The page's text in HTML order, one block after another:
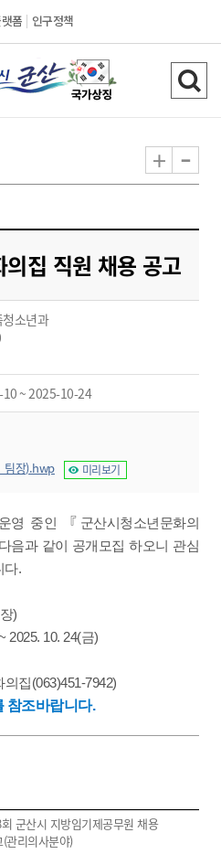
폼 인구정책
검
색
기
+ -
집 직원 채용 공고
소년과
~ 2025-10-24
팀장).hwp 미리보기
영 중인 『 군산시청소년문화의
음과 같이 공개모집 하오니 관심
다.
)
2025. 10. 24(금)
집(063)451-7942)
참조바랍니다.
군산시 지방임기제공무원 채용
관리의사분야)